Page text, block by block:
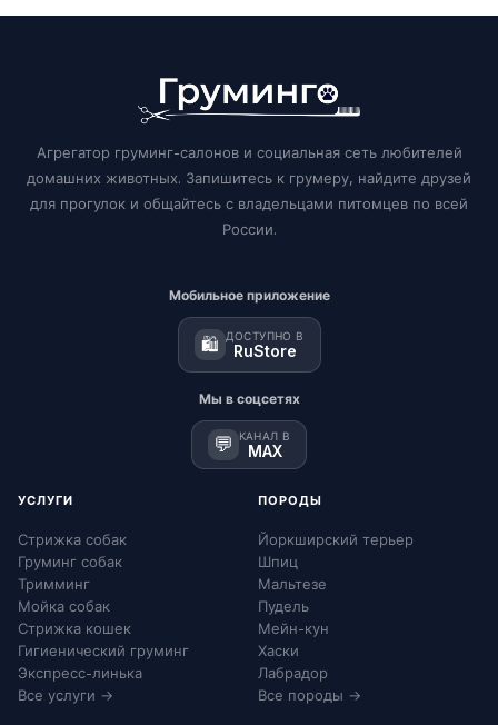
Агрегатор груминг-салонов и социальная сеть любителей
домашних животных. Запишитесь к грумеру, найдите друзей
для прогулок и общайтесь с владельцами питомцев по всей
России.
Мобильное приложение
🛍️ ДОСТУПНО В
RuStore
Мы в соцсетях
💬 КАНАЛ В
MAX
УСЛУГИ
Стрижка собак
Груминг собак
Тримминг
Мойка собак
Стрижка кошек
Гигиенический груминг
Экспресс-линька
Все услуги →
ПОРОДЫ
Йоркширский терьер
Шпиц
Мальтезе
Пудель
Мейн-кун
Хаски
Лабрадор
Все породы →